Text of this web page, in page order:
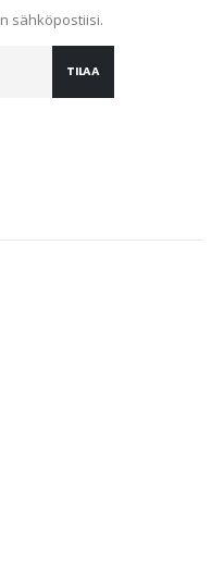
sähköpostiisi.
TILAA